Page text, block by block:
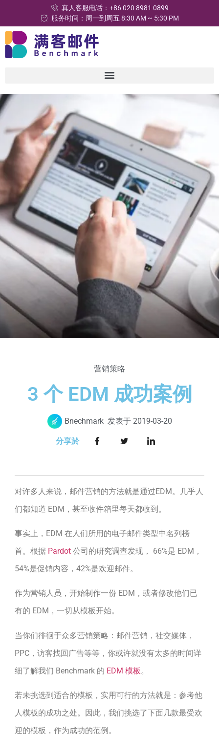
真人客服电话：+86 020 8981 0899
服务时间：周一到周五 8:30 AM ~ 5:30 PM
营销策略
3 个 EDM 成功案例
Bnechmark 发表于 2019-03-20
分享於
对许多人来说，邮件营销的方法就是通过EDM。几乎人
们都知道 EDM，甚至收件箱里每天都收到。
事实上，EDM 在人们所用的电子邮件类型中名列榜
首。根据 Pardot 公司的研究调查发现， 66%是 EDM，
54%是促销内容，42%是欢迎邮件。
作为营销人员，开始制作一份 EDM，或者修改他们已
有的 EDM，一切从模板开始。
当你们徘徊于众多营销策略：邮件营销，社交媒体，
PPC，访客找回广告等等，你或许就没有太多的时间详
细了解我们 Benchmark 的 EDM 模板。
若未挑选到适合的模板，实用可行的方法就是：参考他
人模板的成功之处。因此，我们挑选了下面几款最受欢
迎的模板，作为成功的范例。